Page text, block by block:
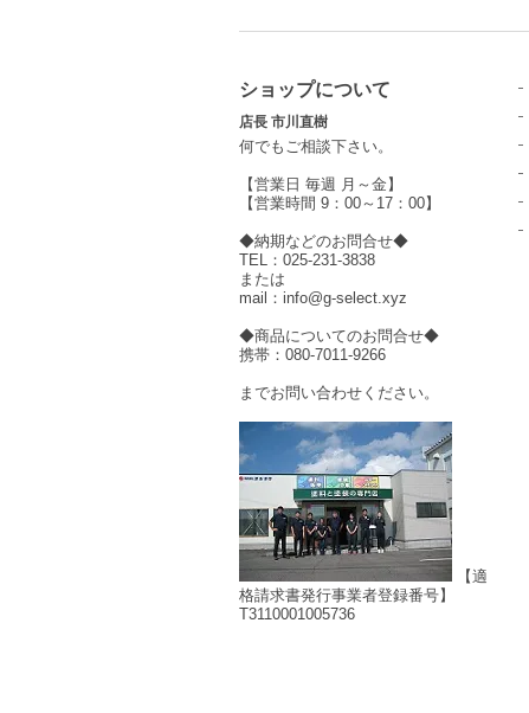
ショップについて
店長 市川直樹
何でもご相談下さい。
【営業日 毎週 月～金】
【営業時間 9：00～17：00】
◆納期などのお問合せ◆
TEL：025-231-3838
または
mail：info@g-select.xyz
◆商品についてのお問合せ◆
携帯：080-7011-9266
までお問い合わせください。
【適
格請求書発行事業者登録番号】
T3110001005736